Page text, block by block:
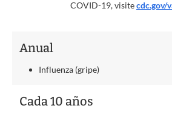
COVID-19, visitecdc.gov/
Anual
Influenza (gripe)
Cada 10 años